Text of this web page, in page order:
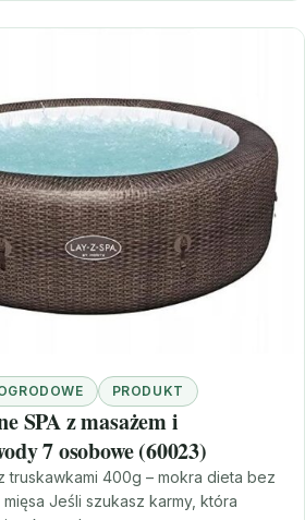
PRODUKT
SPA z masażem i
7 osobowe (60023)
truskawkami 400g – mokra dieta bez
Jeśli szukasz karmy, która